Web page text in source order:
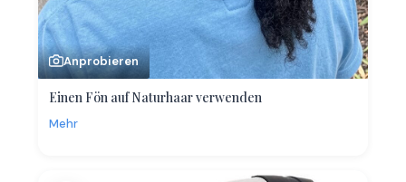
Anprobieren
Einen Fön auf Naturhaar verwenden
Mehr